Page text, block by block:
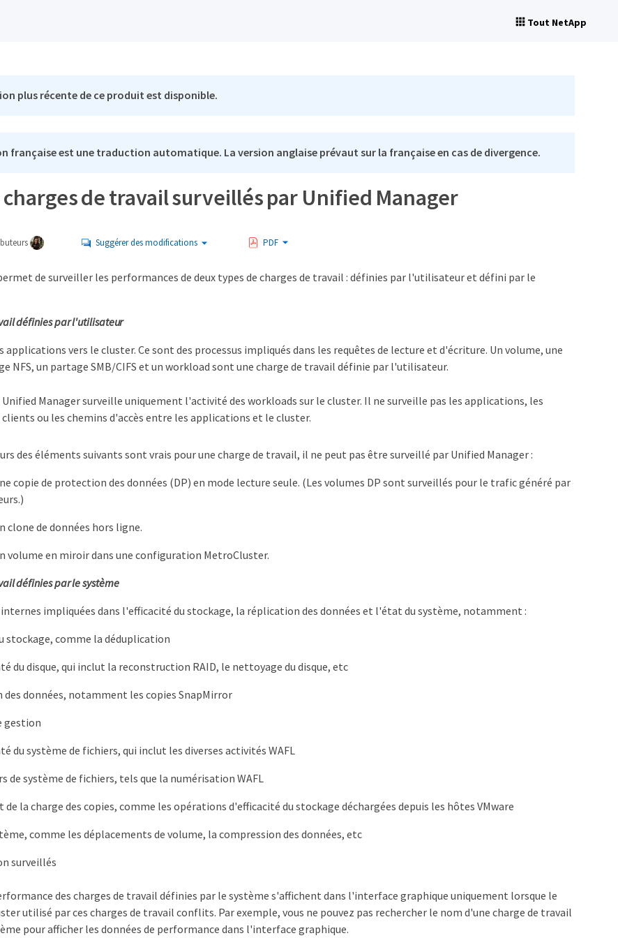
Tout NetApp
plus récente de ce produit est disponible.
française est une traduction automatique. La version anglaise prévaut sur la française en cas de divergence.
charges de travail surveillés par Unified Manager
Suggérer des modifications PDF
de surveiller les performances de deux types de charges de travail : définies par l'utilisateur et défini par le
définies par l'utilisateur
applications vers le cluster. Ce sont des processus impliqués dans les requêtes de lecture et d'écriture. Un volume, une
NFS, un partage SMB/CIFS et un workload sont une charge de travail définie par l'utilisateur.
Unified Manager surveille uniquement l'activité des workloads sur le cluster. Il ne surveille pas les applications, les
clients ou les chemins d'accès entre les applications et le cluster.
des éléments suivants sont vrais pour une charge de travail, il ne peut pas être surveillé par Unified Manager :
copie de protection des données (DP) en mode lecture seule. (Les volumes DP sont surveillés pour le trafic généré par
clone de données hors ligne.
volume en miroir dans une configuration MetroCluster.
définies par le système
internes impliquées dans l'efficacité du stockage, la réplication des données et l'état du système, notamment :
stockage, comme la déduplication
du disque, qui inclut la reconstruction RAID, le nettoyage du disque, etc
des données, notamment les copies SnapMirror
gestion
du système de fichiers, qui inclut les diverses activités WAFL
de système de fichiers, tels que la numérisation WAFL
la charge des copies, comme les opérations d'efficacité du stockage déchargées depuis les hôtes VMware
comme les déplacements de volume, la compression des données, etc
surveillés
des charges de travail définies par le système s'affichent dans l'interface graphique uniquement lorsque le
utilisé par ces charges de travail conflits. Par exemple, vous ne pouvez pas rechercher le nom d'une charge de travail
pour afficher les données de performance dans l'interface graphique.